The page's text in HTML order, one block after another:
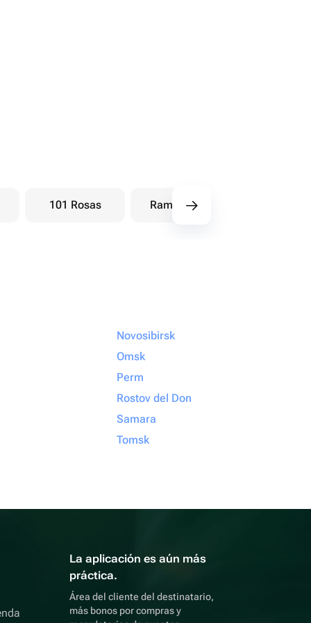
101 Rosas Ramos baya
Novosibirsk
Omsk
Perm
Rostov del Don
Samara
Tomsk
La aplicación es aún más
práctica.
Área del cliente del destinatario,
más bonos por compras y